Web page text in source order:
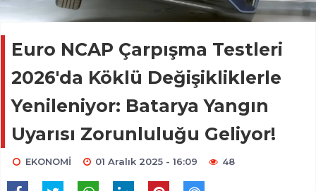
Euro NCAP Çarpışma Testleri
2026'da Köklü Değişikliklerle
Yenileniyor: Batarya Yangın
Uyarısı Zorunluluğu Geliyor!
EKONOMİ 01 Aralık 2025 - 16:09 48